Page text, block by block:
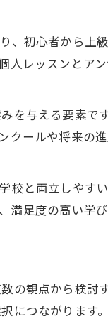
、初心者から上
人レッスンとア
を与える要素で
クールや将来の
校と両立しやす
足度の高い学び
の観点から検討
につながります。